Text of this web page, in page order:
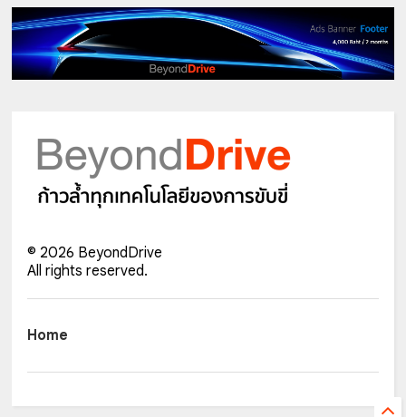
© 2026 BeyondDrive
All rights reserved.
Home